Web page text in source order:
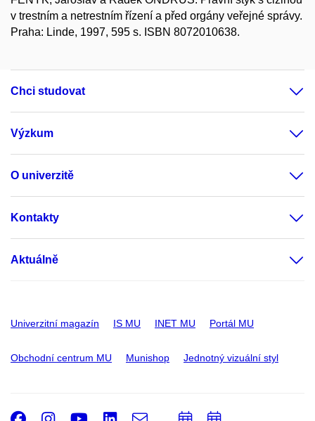
v trestním a netrestním řízení a před orgány veřejné správy.
Praha: Linde, 1997, 595 s. ISBN 8072010638.
Chci studovat
Výzkum
O univerzitě
Kontakty
Aktuálně
Univerzitní magazín IS MU INET MU Portál MU
Obchodní centrum MU Munishop Jednotný vizuální styl